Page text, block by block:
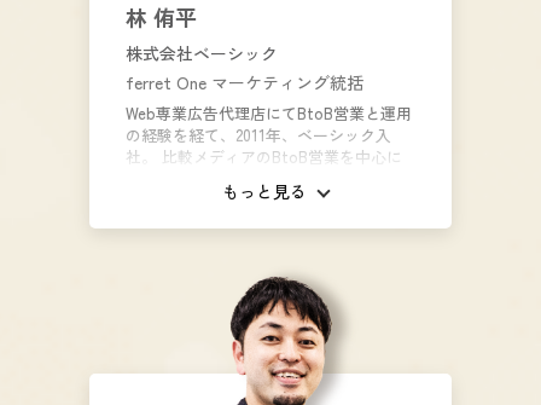
林 侑平
株式会社ベーシック
ferret One マーケティング統括
Web専業広告代理店にてBtoB営業と運用
の経験を経て、2011年、ベーシック入
社。 比較メディアのBtoB営業を中心に
活動し、その後EC事業の事業責任者を経
て、SaaSプロダクトの事業推進に役割変
進し、現在に至る。
もっと見る